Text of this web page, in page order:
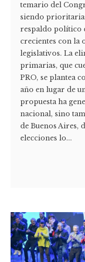
temario del
siendo
respaldo político
crecientes con la
legislativos. La
primarias, que
PRO, se plantea
año en lugar de
propuesta ha
nacional, sino
de Buenos Aires,
elecciones lo...